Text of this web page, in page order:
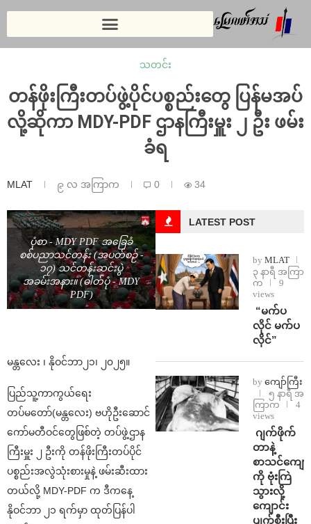
သတင်း
တန်ဖိုးကြီးတပ်ဖွဲ့ပိုင်ပစ္စည်းတွေ ပြန်မအပ်
လို့ဆိုကာ MDY-PDF ဌာနကြီးမှူး ၂ ဦး ဖမ်း
ခံရ
MLAT ၉ လ အကြာက 0 34
ပုံစာ - MDY PDF အခြေခံ
စစ်ပညာသင်တန်း (အပတ်စဉ် -
၁၇) သင်တန်းဆင်းပွဲ
အခမ်းအနား။ (ဓါတ်ပုံ - MDY
PDF)
မန္တလေး ၊ နိုဝင်ဘာ၂၁၊ ၂၀၂၅။
ပြည်သူ့ကာကွယ်ရေး
တပ်မတော်(မန္တလေး) ဗဟိုဦးဆောင်
ကော်မတီဝင်တွေဖြစ်တဲ့ တပ်ဖွဲ့ဌာန
ကြီးမှူး ၂ ဦးကို တန်ဖိုးကြီးတပ်ပိုင်
ပစ္စည်းအလွဲသုံးစားမှုနဲ့ ဖမ်းဆီးထား
တယ်လို့ MDY-PDF က ဒီကနေ့
နိုဝင်ဘာ ၂၁ ရက်မှာ ထုတ်ပြန်ပါ
LATEST POST
by MLAT
၃ နာရီ အကြာ
က
9
views
⁨ ⁨“မက်ပ
လိုင် မက်ပ
လိုင်”
by ကျော်ကြီး
၅ နာရီ အ
ကြာက
4
views
⁨⁩ ⁨ဂျက်ဖိုက်
တာနဲ့
စာသင်ကျော
ကို ဗုံးကြဲ
သွားလို့
ကျောင်း
ပျက်စီးပြီး